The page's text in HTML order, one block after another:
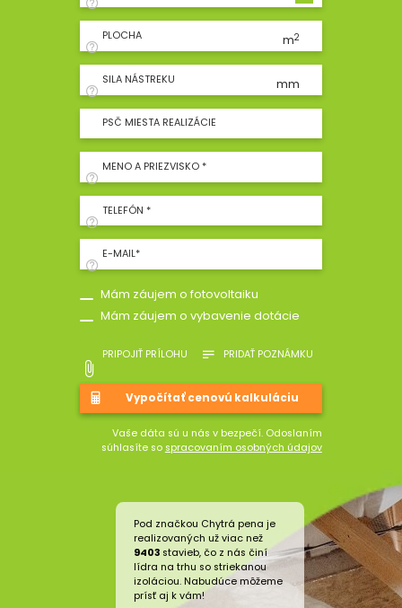
PLOCHA m2
SILA NÁSTREKU mm
PSČ MIESTA REALIZÁCIE
MENO A PRIEZVISKO *
TELEFÓN *
E-MAIL*
Mám záujem o fotovoltaiku
Mám záujem o vybavenie dotácie
PRIPOJIŤ PRÍLOHU PRIDAŤ POZNÁMKU
Vaše dáta sú u nás v bezpečí. Odoslaním
súhlasíte so spracovaním osobných údajov
Pod značkou Chytrá pena je
realizovaných už viac než
9403 stavieb, čo z nás činí
lídra na trhu so striekanou
izoláciou. Nabudúce môžeme
prísť aj k vám!